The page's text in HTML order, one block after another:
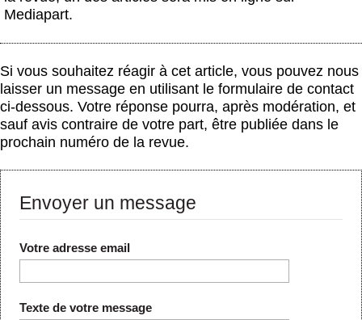
Mediapart.
Si vous souhaitez réagir à cet article, vous pouvez nous
laisser un message en utilisant le formulaire de contact
ci-dessous. Votre réponse pourra, après modération, et
sauf avis contraire de votre part, être publiée dans le
prochain numéro de la revue.
Envoyer un message
Votre adresse email
Texte de votre message